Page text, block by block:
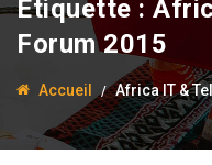
Étiquette :
Forum 2015
Accueil Africa IT &
20 janvier 2015
Côte
abriter
Telecom